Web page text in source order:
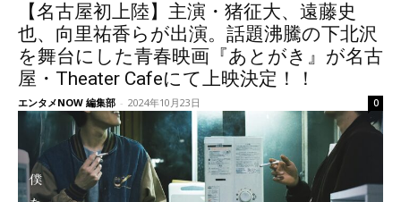
【名古屋初上陸】主演・猪征大、遠藤史
也、向里祐香らが出演。話題沸騰の下北沢
を舞台にした青春映画『あとがき』が名古
屋・Theater Cafeにて上映決定！！
エンタメNOW 編集部 - 2024年10月23日 0